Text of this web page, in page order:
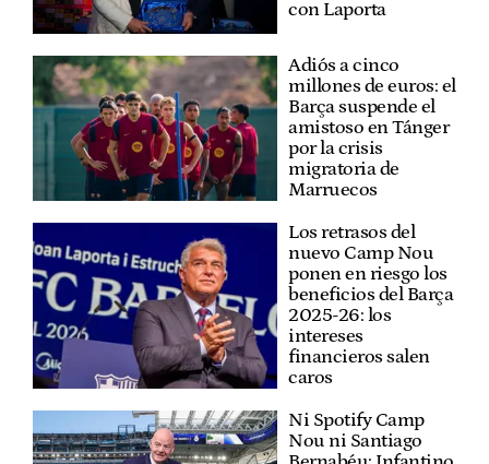
con Laporta
Adiós a cinco
millones de euros: el
Barça suspende el
amistoso en Tánger
por la crisis
migratoria de
Marruecos
Los retrasos del
nuevo Camp Nou
ponen en riesgo los
beneficios del Barça
2025-26: los
intereses
financieros salen
caros
Ni Spotify Camp
Nou ni Santiago